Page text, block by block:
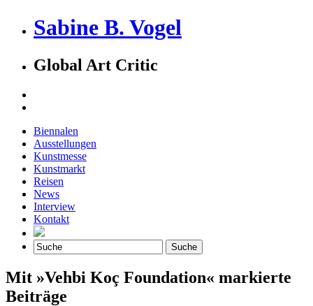
Sabine B. Vogel
Global Art Critic
Biennalen
Ausstellungen
Kunstmesse
Kunstmarkt
Reisen
News
Interview
Kontakt
Mit »Vehbi Koç Foundation« markierte
Beiträge